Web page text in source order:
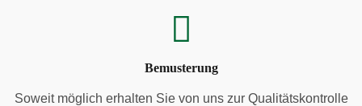
Bemusterung
Soweit möglich erhalten Sie von uns zur Qualitätskontrolle